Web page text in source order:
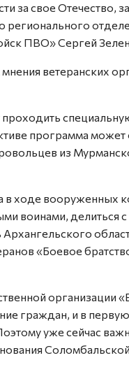
за свое Отечество,
регионального
ПВО» Сергей
ветеранских
программа может
из
ходе вооруженных
воинами, делиться
«Боевое
организации
граждан, и в
уже сейчас